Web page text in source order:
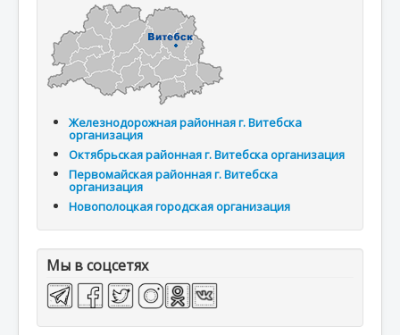
Железнодорожная районная г. Витебска
организация
Октябрьская районная г. Витебска организация
Первомайская районная г. Витебска
организация
Новополоцкая городская организация
Мы в соцсетях